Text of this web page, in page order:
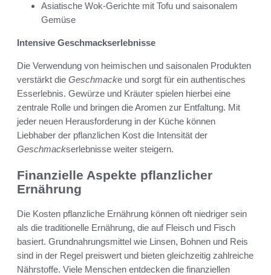
Asiatische Wok-Gerichte mit Tofu und saisonalem
Gemüse
Intensive Geschmackserlebnisse
Die Verwendung von heimischen und saisonalen Produkten
verstärkt die Geschmacke und sorgt für ein authentisches
Esserlebnis. Gewürze und Kräuter spielen hierbei eine
zentrale Rolle und bringen die Aromen zur Entfaltung. Mit
jeder neuen Herausforderung in der Küche können
Liebhaber der pflanzlichen Kost die Intensität der
Geschmackserlebnisse weiter steigern.
Finanzielle Aspekte pflanzlicher
Ernährung
Die Kosten pflanzliche Ernährung können oft niedriger sein
als die traditionelle Ernährung, die auf Fleisch und Fisch
basiert. Grundnahrungsmittel wie Linsen, Bohnen und Reis
sind in der Regel preiswert und bieten gleichzeitig zahlreiche
Nährstoffe. Viele Menschen entdecken die finanziellen